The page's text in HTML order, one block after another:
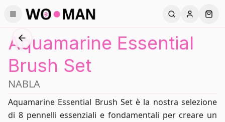
Toggle Menu CercaAccountApri
Aquamarine Essential
Brush Set
NABLA
Aquamarine Essential Brush Set è la nostra selezione
di 8 pennelli essenziali e fondamentali per creare un